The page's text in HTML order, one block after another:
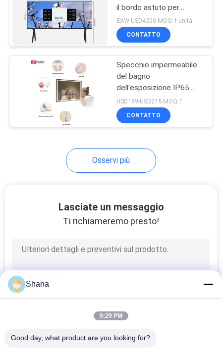
Esposizione LCD
allungata di Antivari
schermo LCD
contrassegno
digitale del piano
d'appoggio
il bordo astuto per
insegnamento dell'aula
EXW USD4500 MOQ:1 unità
CONTATTO
Specchio impermeabile
del bagno
dell'esposizione IP65
Smart LED del touch
screen di Android LED
TV
USD199-USD215 MOQ:1
CONTATTO
Osservi più
Lasciate un messaggio
Ti richiameremo presto!
Shana
9:29 PM
Good day, what product are you looking for?